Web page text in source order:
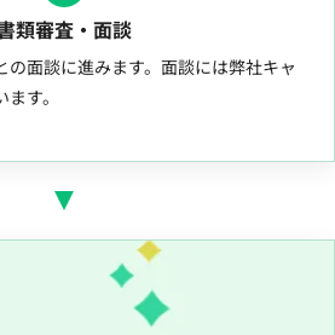
類審査・面談
の面談に進みます。面談には弊社キャ
す。